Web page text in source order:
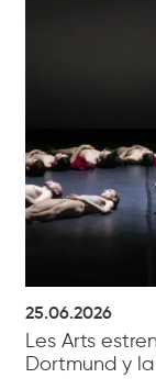
25.06.2026
Les Arts
Dortmund y